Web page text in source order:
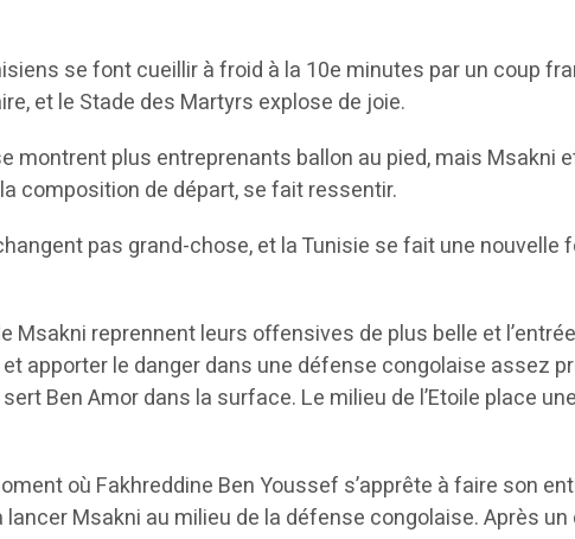
se font cueillir à froid à la 10e minutes par un coup
et le Stade des Martyrs explose de joie.
montrent plus entreprenants ballon au pied, mais Msakni
composition de départ, se fait ressentir.
pas grand-chose, et la Tunisie se fait une
Msakni reprennent leurs offensives de plus belle et
apporter le danger dans une défense congolaise assez
Ben Amor dans la surface. Le milieu de l’Etoile place
où Fakhreddine Ben Youssef s’apprête à faire son
Msakni au milieu de la défense congolaise. Après